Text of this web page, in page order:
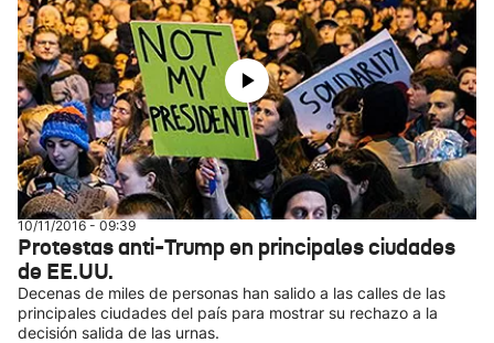
10/11/2016 - 09:39
Protestas anti-Trump en principales ciudades
de EE.UU.
Decenas de miles de personas han salido a las calles de las
principales ciudades del país para mostrar su rechazo a la
decisión salida de las urnas.